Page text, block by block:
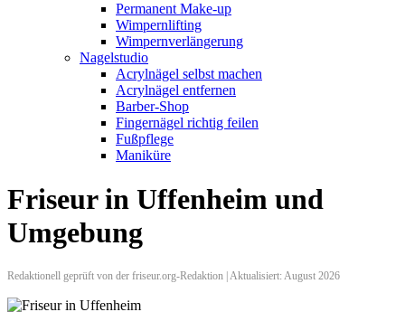
Permanent Make-up
Wimpernlifting
Wimpernverlängerung
Nagelstudio
Acrylnägel selbst machen
Acrylnägel entfernen
Barber-Shop
Fingernägel richtig feilen
Fußpflege
Maniküre
Friseur in Uffenheim und
Umgebung
Redaktionell geprüft von der friseur.org-Redaktion | Aktualisiert: August 2026